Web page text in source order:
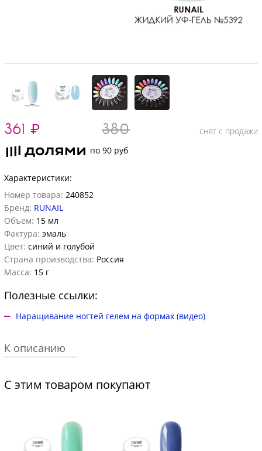
361 ₽ 380
снят с продажи
по 90 руб
Характеристики:
Номер товара: 240852
Бренд: RUNAIL
Объем: 15 мл
Фактура: эмаль
Цвет: синий и голубой
Страна производства: Россия
Масса: 15 г
Полезные ссылки:
Наращивание ногтей гелем на формах (видео)
К описанию
С этим товаром покупают